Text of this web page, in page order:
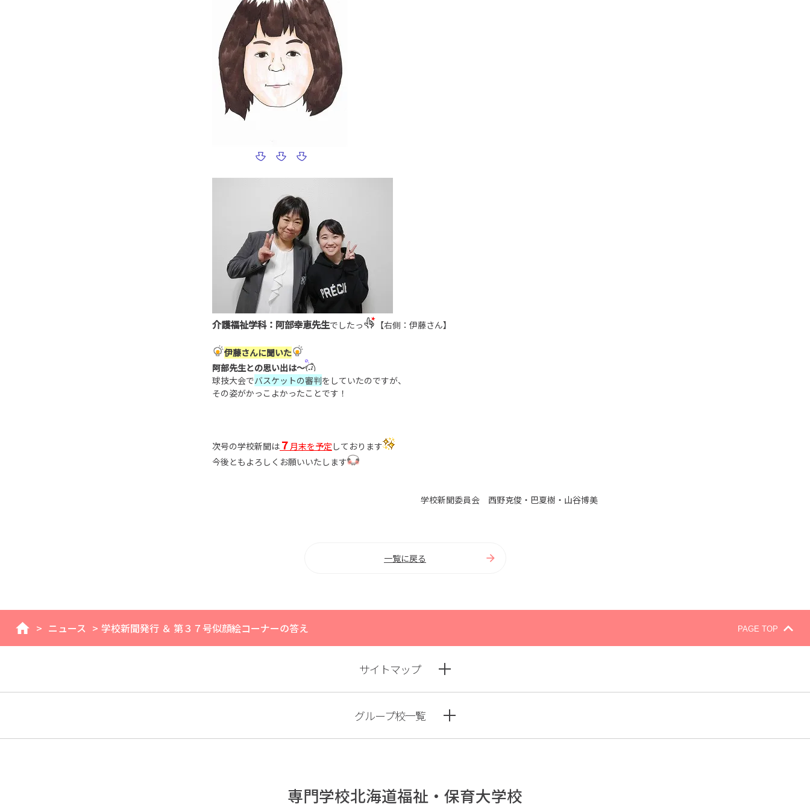
介護福祉学科：阿部幸恵先生でしたっ 【右側：伊藤さん】
伊藤さんに聞いた
阿部先生との思い出は～
球技大会でバスケットの審判をしていたのですが、
その姿がかっこよかったことです！
次号の学校新聞は ７ 月末を予定 しております
今後ともよろしくお願いいたします
学校新聞委員会 西野克俊・巴夏樹・山谷博美
一覧に戻る
home
> ニュース > 学校新聞発行 ＆ 第３７号似顔絵コーナーの答え PAGE TOP
サイトマップ
グループ校一覧
専門学校北海道福祉・保育大学校